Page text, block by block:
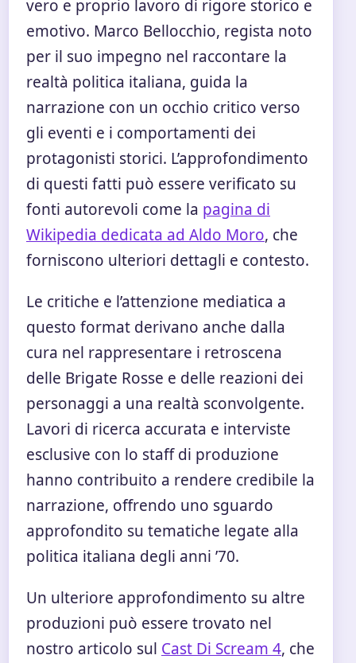
vero e proprio lavoro di rigore storico e
emotivo. Marco Bellocchio, regista noto
per il suo impegno nel raccontare la
realtà politica italiana, guida la
narrazione con un occhio critico verso
gli eventi e i comportamenti dei
protagonisti storici. L’approfondimento
di questi fatti può essere verificato su
fonti autorevoli come la pagina di
Wikipedia dedicata ad Aldo Moro, che
forniscono ulteriori dettagli e contesto.
Le critiche e l’attenzione mediatica a
questo format derivano anche dalla
cura nel rappresentare i retroscena
delle Brigate Rosse e delle reazioni dei
personaggi a una realtà sconvolgente.
Lavori di ricerca accurata e interviste
esclusive con lo staff di produzione
hanno contribuito a rendere credibile la
narrazione, offrendo uno sguardo
approfondito su tematiche legate alla
politica italiana degli anni ’70.
Un ulteriore approfondimento su altre
produzioni può essere trovato nel
nostro articolo sul Cast Di Scream 4, che